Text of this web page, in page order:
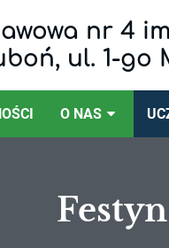
nr 4
ul. 1-go
O NAS